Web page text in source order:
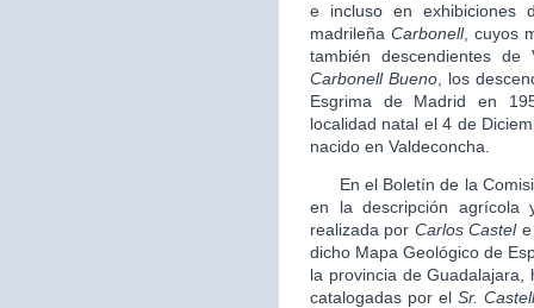
e incluso en exhibiciones
madrileña Carbonell, cuyos
también descendientes
Carbonell Bueno, los
Esgrima de Madrid en
localidad natal el 4 de
nacido en Valdeconcha.
En el Boletín de la
en la descripción agrícola
realizada por Carlos Castele
dicho Mapa Geológico de
la provincia de
catalogadas por elSr.